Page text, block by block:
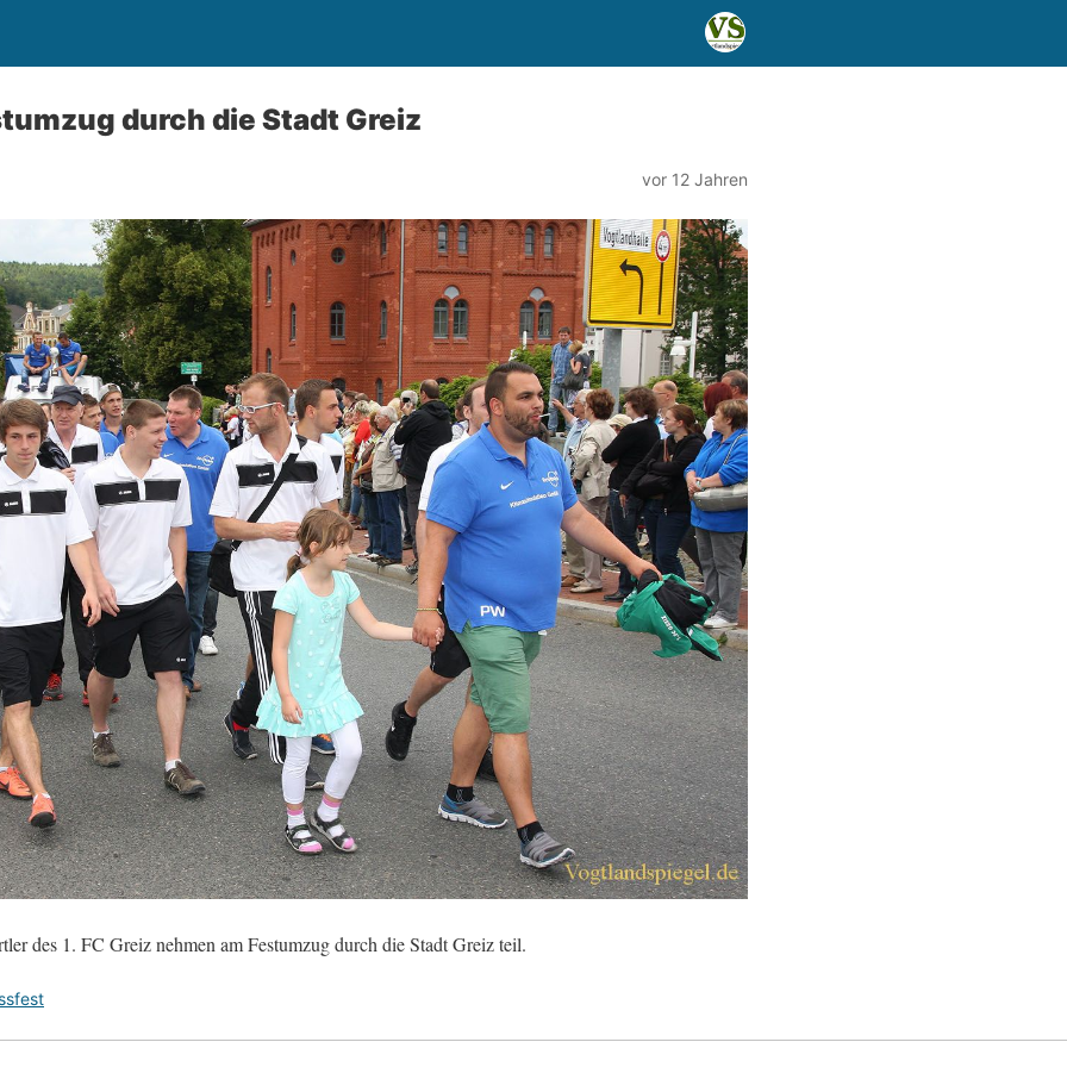
durch die Stadt Greiz
vor 12 Jahren
des 1. FC Greiz nehmen am Festumzug durch die Stadt Greiz teil.